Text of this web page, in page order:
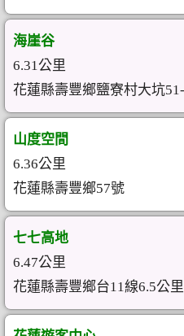
海崖谷
6.31公里
花蓮縣壽豐鄉鹽寮村大坑
山度空間
6.36公里
花蓮縣壽豐鄉57號
七七高地
6.47公里
花蓮縣壽豐鄉台11線6.5公